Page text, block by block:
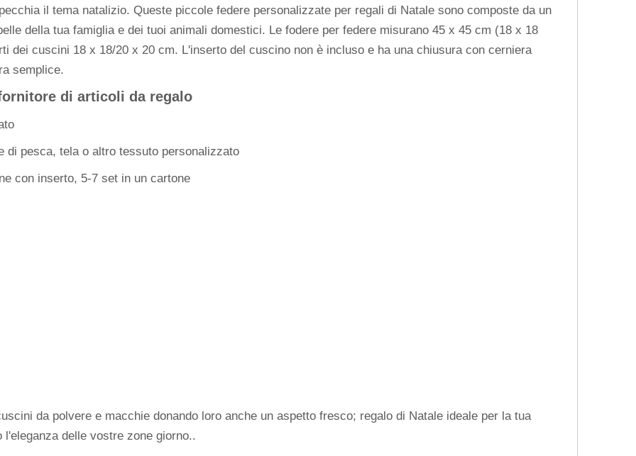
il tema natalizio. Queste piccole federe personalizzate per regali di Natale sono composte da un
della tua famiglia e dei tuoi animali domestici. Le fodere per federe misurano 45 x 45 cm (18 x 18
dei cuscini 18 x 18/20 x 20 cm. L'inserto del cuscino non è incluso e ha una chiusura con cerniera
semplice.
di articoli da regalo
di pesca, tela o altro tessuto personalizzato
con inserto, 5-7 set in un cartone
da polvere e macchie donando loro anche un aspetto fresco; regalo di Natale ideale per la tua
delle vostre zone giorno..